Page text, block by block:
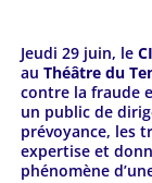
Jeudi 29 juin, le
au Théâtre du
contre la fraude
un public de
prévoyance, les
expertise et
phénomène